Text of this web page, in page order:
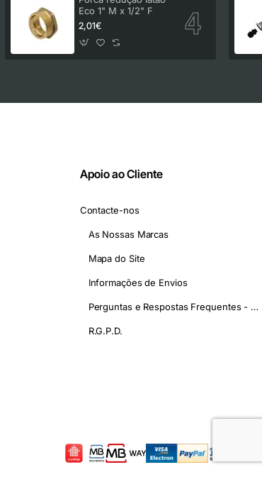
Eco 1" M x 1/2" F
2,01€
Apoio ao Cliente
Contacte-nos
As Nossas Marcas
Mapa do Site
Informações de Envios
Perguntas e Respostas Frequentes - FAQ
R.G.P.D.